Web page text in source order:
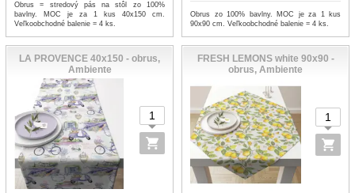
Obrus = stredový pás na stôl zo 100%
bavlny. MOC je za 1 kus 40x150 cm.
Veľkoobchodné balenie = 4 ks.
Obrus zo 100% bavlny. MOC je za 1 kus
90x90 cm. Veľkoobchodné balenie = 4 ks.
LA PROVENCE 40x150 - obrus,
Ambiente
FRESH LEMONS white 90x90 -
obrus, Ambiente